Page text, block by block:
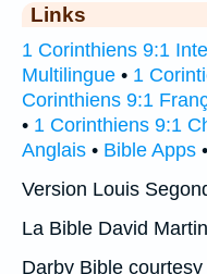
Links
1 Corinthiens 9:1
Multilingue • 1
Corinthiens 9:1
• 1 Corinthiens 9:1
Anglais • Bible Apps •
Version Louis
La Bible David
Darby Bible courtesy